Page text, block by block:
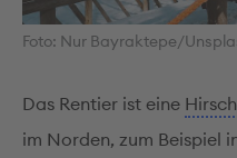
Foto: Nur Bayraktepe/
Das Rentier ist eine
im Norden, zum Beispiel